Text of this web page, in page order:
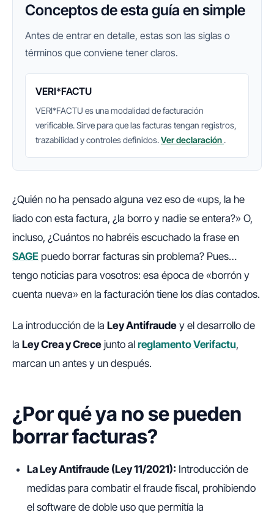
Conceptos de esta guía en simple
Antes de entrar en detalle, estas son las siglas o
términos que conviene tener claros.
VERI*FACTU
VERI*FACTU es una modalidad de facturación
verificable. Sirve para que las facturas tengan registros,
trazabilidad y controles definidos.Ver declaración .
¿Quién no ha pensado alguna vez eso de «ups, la he
liado con esta factura, ¿la borro y nadie se entera?» O,
incluso, ¿Cuántos no habréis escuchado la frase en
SAGE puedo borrar facturas sin problema? Pues…
tengo noticias para vosotros: esa época de «borrón y
cuenta nueva» en la facturación tiene los días contados.
La introducción de la Ley Antifraude y el desarrollo de
la Ley Crea y Crece junto al reglamento Verifactu,
marcan un antes y un después.
¿Por qué ya no se pueden
borrar facturas?
La Ley Antifraude (Ley 11/2021): Introducción de
medidas para combatir el fraude fiscal, prohibiendo
el software de doble uso que permitía la